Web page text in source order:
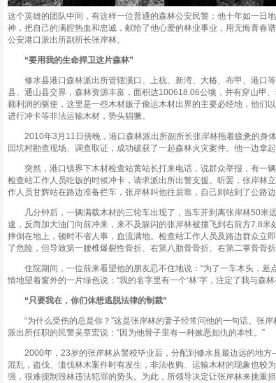
这个英雄的团队中间，有这样一位普通的森林公安民警：他十年如一日
神，把自己的满腔热血和忠诚，献给了他心爱的林业事业，用无悔青春
公安港口派出所副所长张岸林。
“要用我的生命捍卫这片森林”
修水县港口森林派出所管辖溪口、上杭、新湾、大椿、布甲、港口
县、通山县交界，森林资源丰富，面积达100618.06公顷，并有穿山甲
额利润的驱使，这里是一些木材贩子偷运木材出界的主要必经地，他们
进行冲卡等非法运输木材，势头猖獗。
2010年3月11日傍晚，港口森林派出所副所长张岸林拖着疲惫的身
回坑村勘查现场、调查取证，成功破获了一起森林火灾案件。他一边拿
突然，港口镇界下木材检查站黄站长打来电话，说群众举报，有一
检查站工作人员吃饭的时候冲卡，请求派出所出警支援。听罢，张岸林
作人员甘辉站在路边准备拦车，张岸林叫他往后靠，自己则站到了公路边
几分钟后，一辆满载木材的三轮车出现了，当车开到离张岸林50米
速，反而加大油门向前冲来，来不及躲闪的张岸林被撞飞到右前方7.8
摔倒在地上，顿时不省人事，血流满地。检查站工作人员及路边群众立
了危险，但导致第一腰椎爆裂性骨折、右第八肋骨骨折、右第二掌骨骨
住院期间，一位前来看望他的朋友忍不住地说：“为了一车木头，差
情地望着窗外的一片绿色说：“我的名字里有一个‘林’字，注定了我与森
“只要我在，你们休想逃脱法律的制裁”
“为什么受伤的总是你？”这是张岸林的妻子经常问他的一句话。张岸
派出所任职的民警吴章宏说：“因为他骨子里有一种嫉恶如仇的本性。”
2000年，23岁的张岸林从警校毕业后，分配到修水县最边远的地
混乱，盗伐、滥伐林木案件时有发生，非法收购、运输木材的现象也较
强，很难扼制毁林违法犯罪的势头。为此，所领导决定让张岸林来挑重